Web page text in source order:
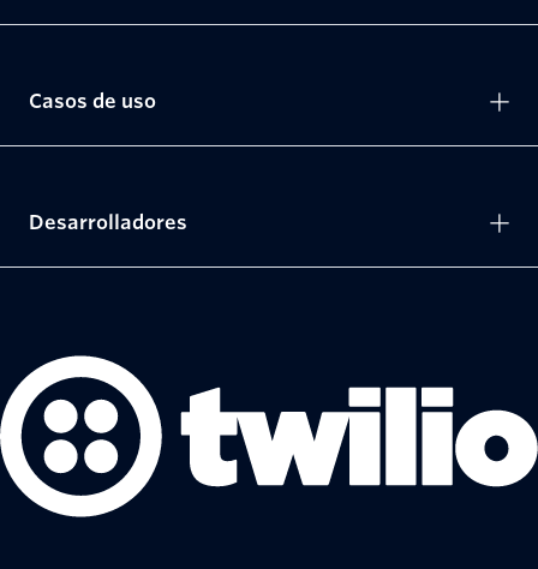
Casos de uso
Desarrolladores